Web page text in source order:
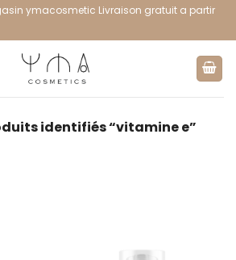
ymacosmetic Livraison gratuit a partir
identifiés “vitamine e”